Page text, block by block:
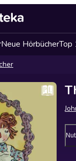
Neue HörbücherTop